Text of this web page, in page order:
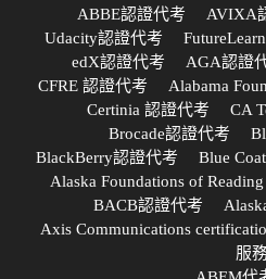
ABBE認證代考
AVIXA
Udacity認證代考
edX認證代考
AGA認證
CFRE 認證代考
Alabama
Certinia 認證代考
CA
Brocade認證代考
BlackBerry認證代考
Blue
Alaska Foundations of
BACB認證代考
Axis Communications
服